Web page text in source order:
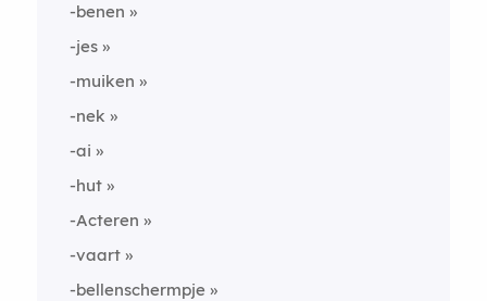
-benen
-jes
-muiken
-nek
-ai
-hut
-Acteren
-vaart
-bellenschermpje